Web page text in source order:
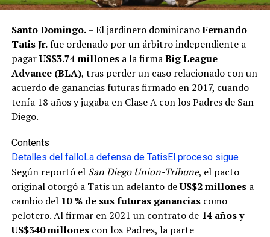
Santo Domingo.– El jardinero dominicanoFernando
Tatis Jr.fue ordenado por un árbitro independiente a
pagarUS$3.74 millonesa la firmaBig League
Advance (BLA), tras perder un caso relacionado con un
acuerdo de ganancias futuras firmado en 2017, cuando
tenía 18 años y jugaba en Clase A con los Padres de San
Diego.
Contents
Detalles del falloLa defensa de TatisEl proceso sigue
Según reportó el San Diego Union-Tribune, el pacto
original otorgó a Tatis un adelanto deUS$2 millonesa
cambio del 10 % de sus futuras gananciascomo
pelotero. Al firmar en 2021 un contrato de 14 años y
US$340 millonescon los Padres, la parte